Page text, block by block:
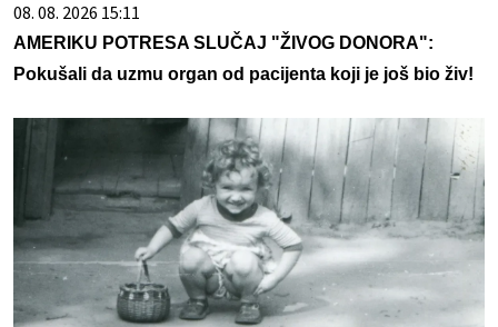
08. 08. 2026 15:11
AMERIKU POTRESA SLUČAJ "ŽIVOG DONORA":
Pokušali da uzmu organ od pacijenta koji je još bio živ!